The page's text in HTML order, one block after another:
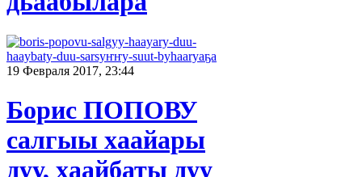
19 Февраля 2017, 23:44
Борис ПОПОВУ
салгыы хаайары
дуу, хаайбаты дуу